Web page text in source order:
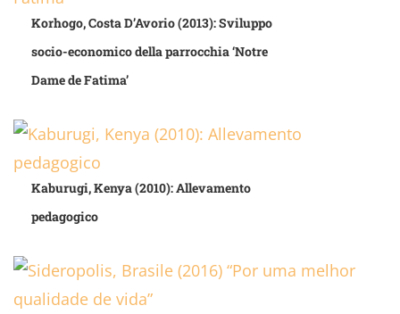
Korhogo, Costa D’Avorio (2013): Sviluppo
socio-economico della parrocchia ‘Notre
Dame de Fatima’
Kaburugi, Kenya (2010): Allevamento
pedagogico